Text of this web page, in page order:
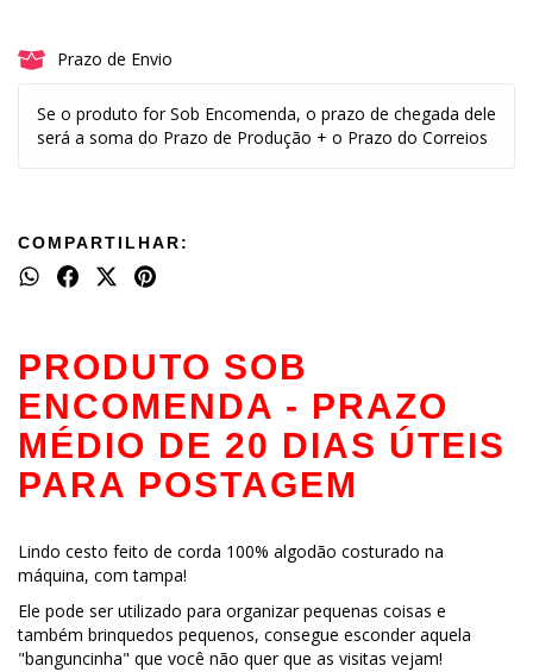
Prazo de Envio
Se o produto for Sob Encomenda, o prazo de chegada dele
será a soma do Prazo de Produção + o Prazo do Correios
COMPARTILHAR:
PRODUTO SOB
ENCOMENDA - PRAZO
MÉDIO DE 20 DIAS ÚTEIS
PARA POSTAGEM
Lindo cesto feito de corda 100% algodão costurado na
máquina, com tampa!
Ele pode ser utilizado para organizar pequenas coisas e
também brinquedos pequenos, consegue esconder aquela
"banguncinha" que você não quer que as visitas vejam!